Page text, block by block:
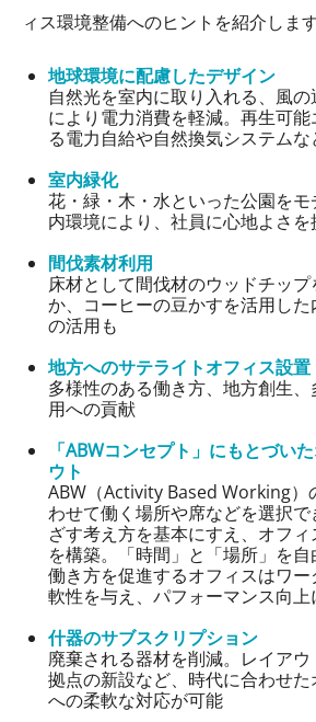
ィス環境整備へのヒントを紹介します
地球環境に配慮したデザイン
自然光を室内に取り入れる、風
により電力消費を軽減。再生可能
る電力自給や自然換気システムな
室内緑化
花・緑・木・水といった公園を
内環境により、社員に心地よさを
間伐素材利用
床材として間伐材のウッドチッ
か、コーヒーの豆かすを活用し
の活用も
地方へのサテライトオフィス設置
多様性のある働き方、地方創生
用への貢献
「ABWコンセプト」にもとづい
ウト
ABW （Activity Based Working）
わせて働く場所や席などを選択
ざす考え方を基本にすえ、オフィ
を構築。「時間」と「場所」を
働き方を促進するオフィスはワ
軟性を与え、パフォーマンス向上
什器のサブスクリプション
廃棄される器材を削減。レイア
拠点の新設など、時代に合わせた
への柔軟な対応が可能